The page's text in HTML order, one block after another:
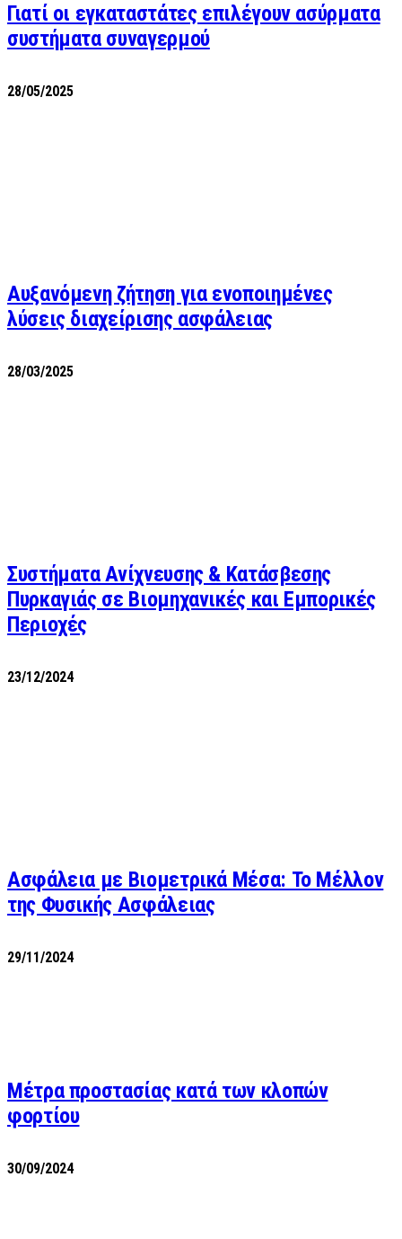
Γιατί οι εγκαταστάτες επιλέγουν ασύρματα
συστήματα συναγερμού
28/05/2025
Αυξανόμενη ζήτηση για ενοποιημένες
λύσεις διαχείρισης ασφάλειας
28/03/2025
Συστήματα Ανίχνευσης & Κατάσβεσης
Πυρκαγιάς σε Βιομηχανικές και Εμπορικές
Περιοχές
23/12/2024
Ασφάλεια με Βιομετρικά Μέσα: Το Μέλλον
της Φυσικής Ασφάλειας
29/11/2024
Μέτρα προστασίας κατά των κλοπών
φορτίου
30/09/2024